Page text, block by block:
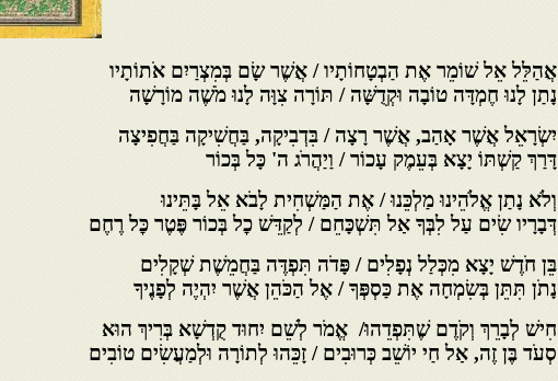
אֲהַלֵּל אֵל שׁוֹמֵר אֶת הַבְטָחוֹתָיו / אֲשֶׁר שָׂם בְּמִצְרַיִם אֹתוֹתָיו
נָתַן לָנוּ חֶמְדָּה טוֹבָה וּקְדֻשָּׁה / תּוֹרָה צִוָּה לָנוּ מֹשֶׁה מוֹרָשָׁה
יִשְׂרָאֵל אֲשֶׁר אָהַב, אֲשֶׁר רָצָה / בִּדְבִיקָה, בַּחֲשִׁיקָה בַּחֲפִיצָה
דָּרַךְ קַשְׁתּוֹ יָצָא בְּעֵמֶק עָכוֹר / וַיַהֲרֹג ה' כָּל בְּכוֹר
וְלֹא נָתַן אֱלֹהֵינוּ מַלְכֵּנוּ / אֶת הַמַּשְׁחִית לָבֹא אֵל בָּתֵּינוּ
דְּבָרָיו שִׂים עַל לִבְּךָ אַל תִּשְׁכָּחֵם / לְקַדֵּשׁ כׇל בְּכוֹר פֶּטֶר כׇּל רֶחֶם
בֵּן חֹדֶשׁ יָצָא מִכְּלַל נְפָלִים / פָּדֹה תִּפְדֶּה בַּחֲמֵשֶׁת שְׁקָלִים
נָתֹן תִּתֵּן בְּשִׂמְחָה אֶת כַּסְפְּךָ / אֶל הַכֹּהֵן אֲשֶׁר יִהְיֶה לְפָנֶיךָ
חִישׁ לְבָרֵךְ וְקֹדֶם שֶׁתִּפְדֵהוּ/ אֱמֹר לְשֵׁם יִחוּד קֻדְשָׁא בְּרִיךְ הוּא
סְעֹד בֶּן זֶה, אַל חַי יוֹשֵׁב כְּרוּבִים / זָכֵּהוּ לְתוֹרָה וּלְמַעֲשִׂים טוֹבִים